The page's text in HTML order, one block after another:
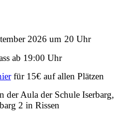
2026 um 20 Uhr
ab 19:00 Uhr
für 15€ auf allen Plätzen
der Aula der Schule Iserbarg,
2 in Rissen